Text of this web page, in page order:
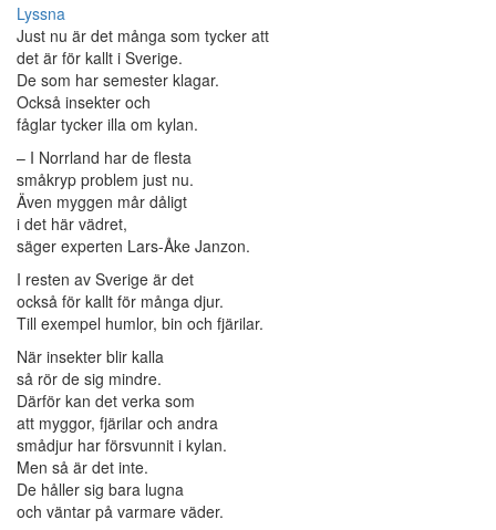
Lyssna
Just nu är det många som tycker att
det är för kallt i Sverige.
De som har semester klagar.
Också insekter och
fåglar tycker illa om kylan.
– I Norrland har de flesta
småkryp problem just nu.
Även myggen mår dåligt
i det här vädret,
säger experten Lars-Åke Janzon.
I resten av Sverige är det
också för kallt för många djur.
Till exempel humlor, bin och fjärilar.
När insekter blir kalla
så rör de sig mindre.
Därför kan det verka som
att myggor, fjärilar och andra
smådjur har försvunnit i kylan.
Men så är det inte.
De håller sig bara lugna
och väntar på varmare väder.